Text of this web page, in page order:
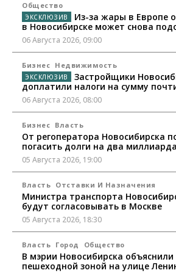
Общество
Из-за жары в Европе
в Новосибирске может снова
06 Августа 2026, 09:00
Бизнес Недвижимость
Застройщики
доплатили налоги на сумму
06 Августа 2026, 08:00
Бизнес Власть
От регоператора Новосибирска
погасить долги на два миллиарда
05 Августа 2026, 19:00
Власть Отставки И Назначения
Министра транспорта
будут согласовывать в Москве
05 Августа 2026, 18:30
Власть Город Общество
В мэрии Новосибирска
пешеходной зоной на улице